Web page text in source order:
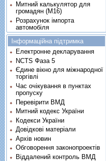
Митний калькулятор для
громадян (М16)
Розрахунок імпорта
автомобіля
Інформаційна підтримка
Електронне декларування
NCTS Фаза 5
Єдине вікно для міжнародної
торгівлі
Час очікування в пунктах
пропуску
Перевірити ВМД
Митний кодекс України
Кодекси України
Довідкові матеріали
Архів новин
Обговорення законопроектів
Віддалений контроль ВМД